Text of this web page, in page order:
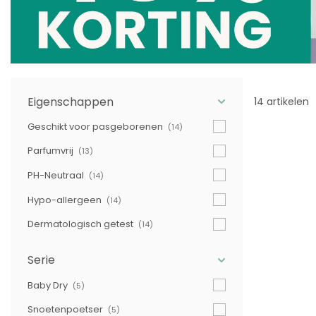
Eigenschappen
Geschikt voor pasgeborenen (14)
Parfumvrij (13)
PH-Neutraal (14)
Hypo-allergeen (14)
Dermatologisch getest (14)
Serie
Baby Dry (5)
Snoetenpoetser (5)
14 artikelen